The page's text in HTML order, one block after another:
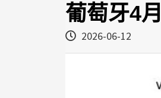
葡萄牙4
2026-06-12